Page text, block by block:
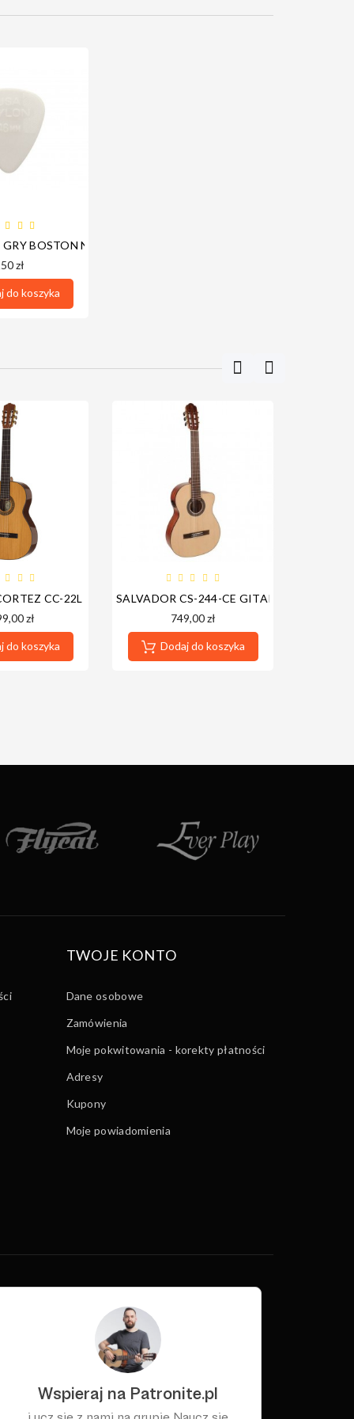
BOSTON NA START 0.46 MM
zł
do koszyka
GITARA KLASYCZNA
CC-22L GITARA KLASYCZNA LEWORĘCZNA
zł
do koszyka
SALVADOR CS-244-CE GITARA ELEKTRO-
749,00 zł
Dodaj do koszyka
TWOJE KONTO
Dane osobowe
Zamówienia
Moje pokwitowania - korekty płatności
Adresy
Kupony
Moje powiadomienia